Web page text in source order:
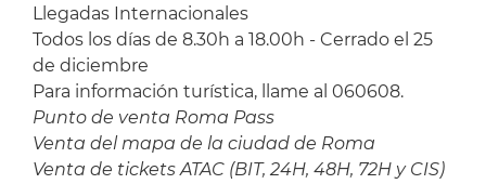
Llegadas Internacionales
Todos los días de 8.30h a 18.00h - Cerrado el 25
de diciembre
Para información turística, llame al 060608.
Punto de venta Roma Pass
Venta del mapa de la ciudad de Roma
Venta de tickets ATAC (BIT, 24H, 48H, 72H y CIS)